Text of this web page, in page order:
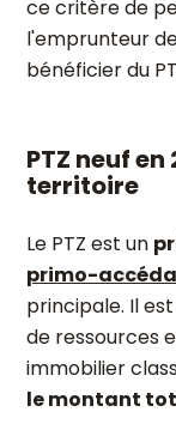
ce critère de
l'emprunteur
bénéficier du
PTZ neuf
territoire
Le PTZ est un
primo-
principale. Il
de ressources
immobilier
le montant